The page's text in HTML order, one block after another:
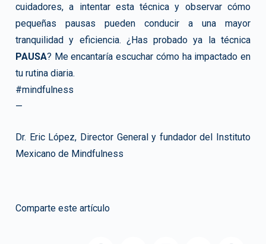
cuidadores, a intentar esta técnica y observar cómo
pequeñas pausas pueden conducir a una mayor
tranquilidad y eficiencia. ¿Has probado ya la técnica
PAUSA? Me encantaría escuchar cómo ha impactado en
tu rutina diaria.
#mindfulness
—
Dr. Eric López, Director General y fundador del Instituto
Mexicano de Mindfulness
Comparte este artículo